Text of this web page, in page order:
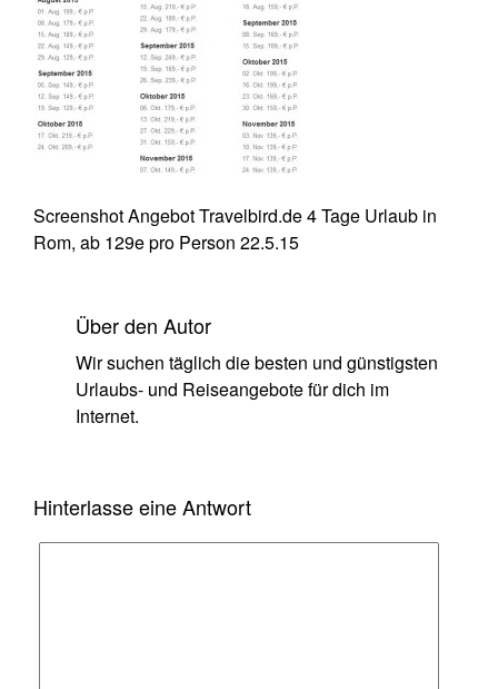
Screenshot Angebot Travelbird.de 4 Tage Urlaub in
Rom, ab 129e pro Person 22.5.15
Über den Autor
Wir suchen täglich die besten und günstigsten
Urlaubs- und Reiseangebote für dich im
Internet.
Hinterlasse eine Antwort